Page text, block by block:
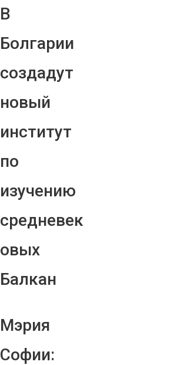
В
Болгарии
создадут
новый
институт
по
изучению
средневек
овых
Балкан
Мэрия
Софии: